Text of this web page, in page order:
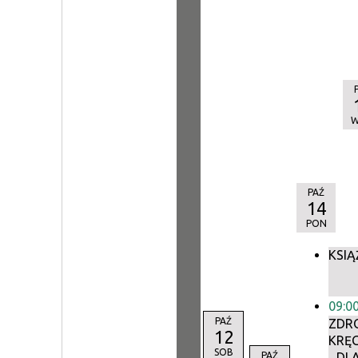
PAŹ
12
SOB PAŹ
PAŹ
14
PON